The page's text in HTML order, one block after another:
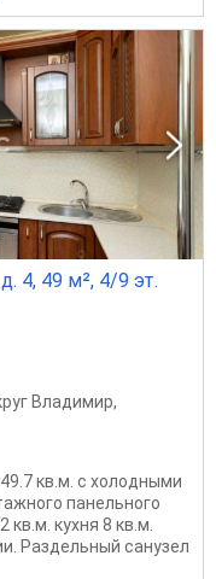
4, 49 м², 4/9 эт.
Владимир,
кв.м. с холодными
панельного
кухня 8 кв.м.
Раздельный санузел